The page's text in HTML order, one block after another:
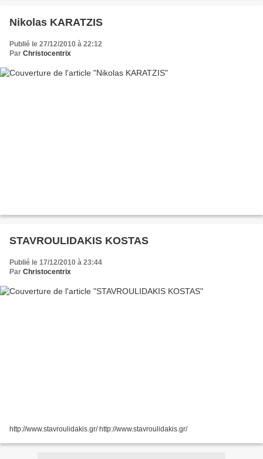
Nikolas KARATZIS
Publié le 27/12/2010 à 22:12
Par Christocentrix
STAVROULIDAKIS KOSTAS
Publié le 17/12/2010 à 23:44
Par Christocentrix
http://www.stavroulidakis.gr/ http://www.stavroulidakis.gr/